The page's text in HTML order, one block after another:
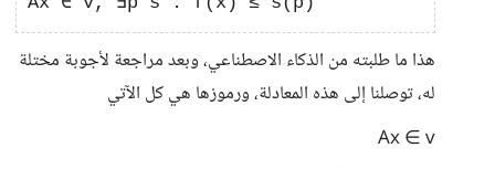
هذا ما طلبته من الذكاء الاصطناعي، وبعد مراجعة لأجوبة مختلة
له، توصلنا إلى هذه المعادلة، ورموزها هي كل الآتي
Ax ∈ v